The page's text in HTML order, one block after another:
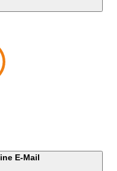
E-Mail